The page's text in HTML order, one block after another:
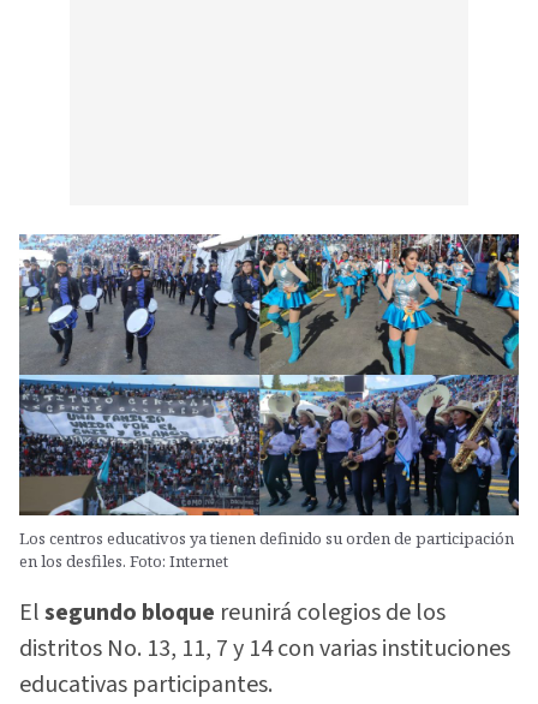
Los centros educativos ya tienen definido su orden de participación
en los desfiles. Foto: Internet
Elsegundo bloque reunirá colegios de los
distritos No. 13, 11, 7 y 14 con varias instituciones
educativas participantes.